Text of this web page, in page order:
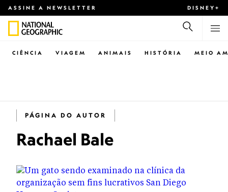
ASSINE A NEWSLETTER DISNEY+
CIÊNCIA VIAGEM ANIMAIS HISTÓRIA MEIO
PÁGINA DO AUTOR
Rachael Bale